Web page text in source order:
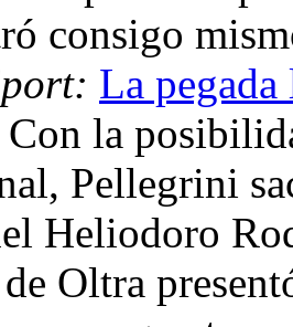
consigo
La
Con la
Pellegrini
Heliodoro
Oltra